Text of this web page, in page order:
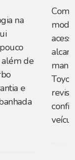
na
além de
e
Com